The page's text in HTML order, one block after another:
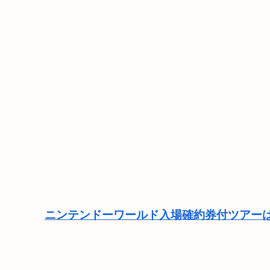
ニンテンドーワールド入場確約券付ツアー